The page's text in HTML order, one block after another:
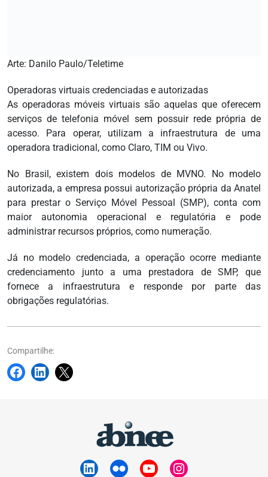
Arte: Danilo Paulo/Teletime
Operadoras virtuais credenciadas e autorizadas
As operadoras móveis virtuais são aquelas que oferecem
serviços de telefonia móvel sem possuir rede própria de
acesso. Para operar, utilizam a infraestrutura de uma
operadora tradicional, como Claro, TIM ou Vivo.
No Brasil, existem dois modelos de MVNO. No modelo
autorizada, a empresa possui autorização própria da Anatel
para prestar o Serviço Móvel Pessoal (SMP), conta com
maior autonomia operacional e regulatória e pode
administrar recursos próprios, como numeração.
Já no modelo credenciada, a operação ocorre mediante
credenciamento junto a uma prestadora de SMP, que
fornece a infraestrutura e responde por parte das
obrigações regulatórias.
Compartilhe: